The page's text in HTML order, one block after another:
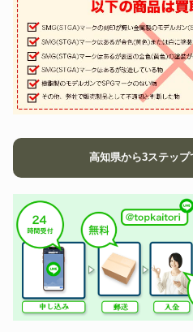
高知県から3ステップ